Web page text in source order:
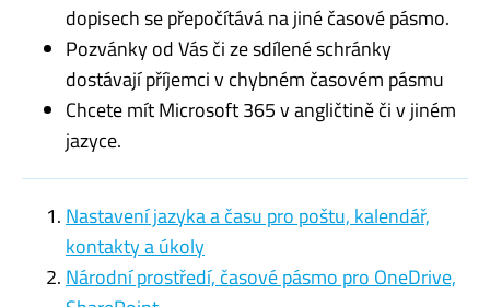
dopisech se přepočítává na jiné časové pásmo.
Pozvánky od Vás či ze sdílené schránky
dostávají příjemci v chybném časovém pásmu
Chcete mít Microsoft 365 v angličtině či v jiném
jazyce.
Nastavení jazyka a času pro poštu, kalendář,
kontakty a úkoly
Národní prostředí, časové pásmo pro OneDrive,